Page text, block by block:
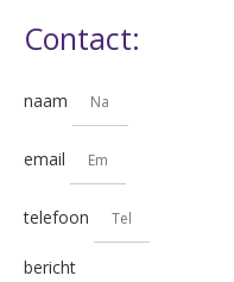
Contact:
naam
email
telefoon
bericht